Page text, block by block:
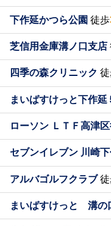
下作延かつら公園 徒歩
芝信用金庫溝ノ口支店
四季の森クリニック
まいばすけっと下作延
ローソン ＬＴＦ高津
セブンイレブン 川崎
アルバゴルフクラブ徒
まいばすけっと 溝の